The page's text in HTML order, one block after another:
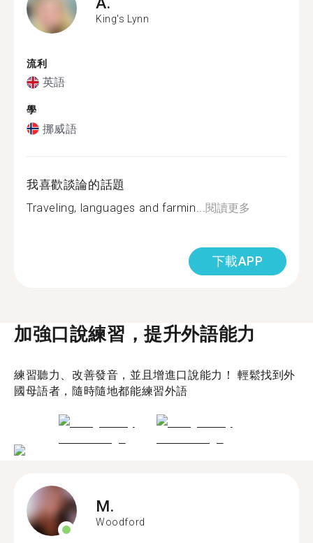
King's Lynn
流利
英語
學
挪威語
我喜歡談論的話題
Traveling, languages and farmin... 閱讀更多
下載APP
加強口說練習，提升外語能力
練習聽力、改善發音，並且增進口說能力！ 輕鬆找到外
國母語者，隨時隨地都能練習外語
M.
Woodford